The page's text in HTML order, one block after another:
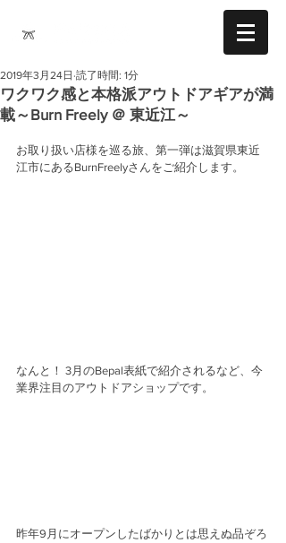
ワクワク感と本格派アウトドアギアが満
載～Burn Freely ＠ 東近江～
2019年3月24日 読了時間: 1分
お取り扱い店様を巡る旅、第一弾は滋賀県東近
江市にあるBurnFreelyさんをご紹介します。
なんと！ 3月のBepal表紙で紹介されるなど、今
業界注目のアウトドアショップです。
昨年9月にオープンしたばかりとは思えぬ品ぞろ